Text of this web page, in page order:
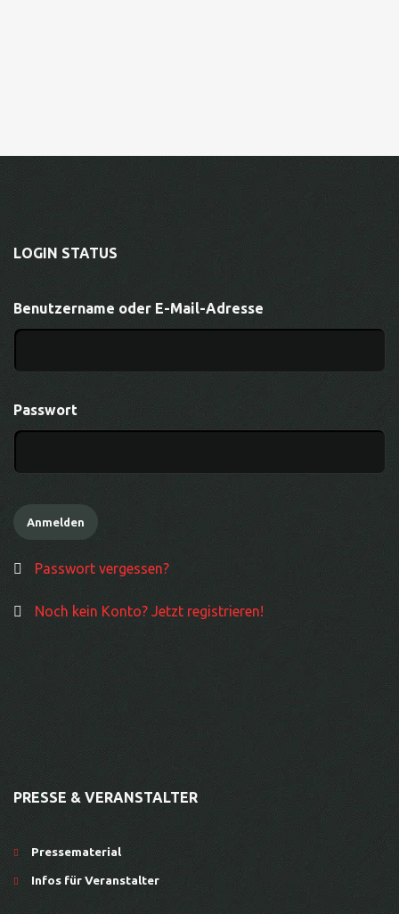
LOGIN STATUS
Benutzername oder E-Mail-Adresse
Passwort
Passwort vergessen?
Noch kein Konto? Jetzt registrieren!
PRESSE & VERANSTALTER
Pressematerial
Infos für Veranstalter